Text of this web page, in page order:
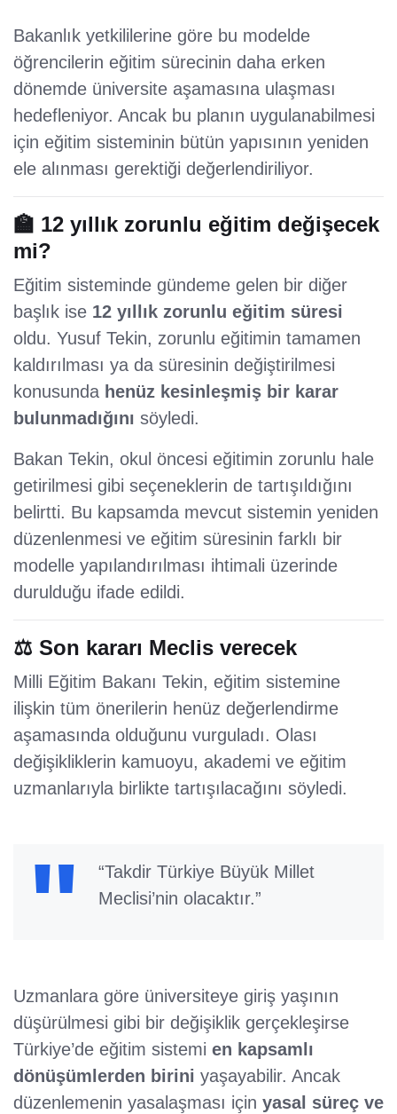
Bakanlık yetkililerine göre bu modelde
öğrencilerin eğitim sürecinin daha erken
dönemde üniversite aşamasına ulaşması
hedefleniyor. Ancak bu planın uygulanabilmesi
için eğitim sisteminin bütün yapısının yeniden
ele alınması gerektiği değerlendiriliyor.
🏫 12 yıllık zorunlu eğitim değişecek
mi?
Eğitim sisteminde gündeme gelen bir diğer
başlık ise 12 yıllık zorunlu eğitim süresi
oldu. Yusuf Tekin, zorunlu eğitimin tamamen
kaldırılması ya da süresinin değiştirilmesi
konusunda henüz kesinleşmiş bir karar
bulunmadığını söyledi.
Bakan Tekin, okul öncesi eğitimin zorunlu hale
getirilmesi gibi seçeneklerin de tartışıldığını
belirtti. Bu kapsamda mevcut sistemin yeniden
düzenlenmesi ve eğitim süresinin farklı bir
modelle yapılandırılması ihtimali üzerinde
durulduğu ifade edildi.
⚖️ Son kararı Meclis verecek
Milli Eğitim Bakanı Tekin, eğitim sistemine
ilişkin tüm önerilerin henüz değerlendirme
aşamasında olduğunu vurguladı. Olası
değişikliklerin kamuoyu, akademi ve eğitim
uzmanlarıyla birlikte tartışılacağını söyledi.
“Takdir Türkiye Büyük Millet
Meclisi’nin olacaktır.”
Uzmanlara göre üniversiteye giriş yaşının
düşürülmesi gibi bir değişiklik gerçekleşirse
Türkiye’de eğitim sistemi en kapsamlı
dönüşümlerden birini yaşayabilir. Ancak
düzenlemenin yasalaşması için yasal süreç ve